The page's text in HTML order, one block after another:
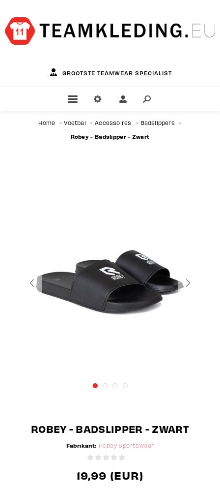
GROOTSTE TEAMWEAR SPECIALIST
Home > Voetbal > Accessoires > Badslippers >
Robey - Badslipper - Zwart
ROBEY - BADSLIPPER - ZWART
Fabrikant: Robey Sportswear
19,99 (EUR)